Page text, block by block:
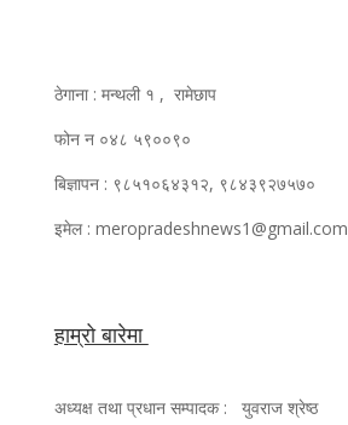
ठेगाना : मन्थली १ , रामेछाप
फोन न ०४८ ५९००९०
बिज्ञापन : ९८५१०६४३१२, ९८४३९२७५७०
इमेल : meropradeshnews1@gmail.com
हाम्रो बारेमा
अध्यक्ष तथा प्रधान सम्पादक : युवराज श्रेष्ठ